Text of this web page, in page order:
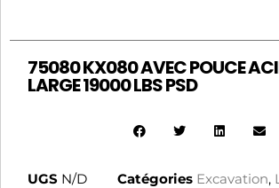
75080 KX080 AVEC POUCE
LARGE 19000 LBS PSD
UGS N/D Catégories Excavation,